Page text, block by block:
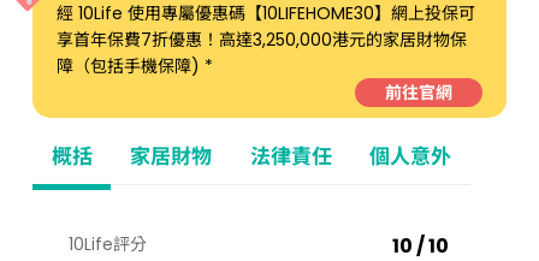
概括 家居財物 法律責任 個人意外
經 10Life 使用專屬優惠碼【10LIFEHOME30】網上投保可
享首年保費7折優惠！高達3,250,000港元的家居財物保
障（包括手機保障) *
前往官網
10Life評分 10 / 10